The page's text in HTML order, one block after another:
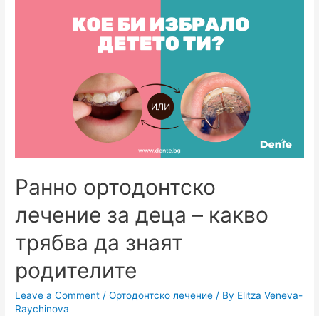
Ранно ортодонтско
лечение за деца – какво
трябва да знаят
родителите
Leave a Comment /Ортодонтско лечение / By Elitza Veneva-
Raychinova